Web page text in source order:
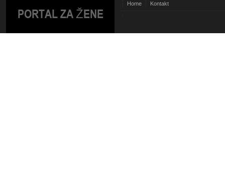
PORTAL ZA ŽENE
Home Kontakt